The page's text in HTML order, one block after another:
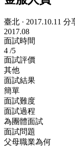
臺北 · 2017.10.11 分
2017.08
面試時間
4 /5
面試評價
其他
面試結果
簡單
面試難度
面試過程
為團體面試
面試問題
父母職業為何